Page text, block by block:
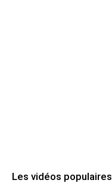
Les vidéos populaires